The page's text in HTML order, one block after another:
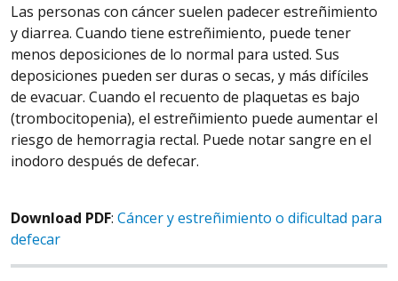
Las personas con cáncer suelen padecer estreñimiento
y diarrea. Cuando tiene estreñimiento, puede tener
menos deposiciones de lo normal para usted. Sus
deposiciones pueden ser duras o secas, y más difíciles
de evacuar. Cuando el recuento de plaquetas es bajo
(trombocitopenia), el estreñimiento puede aumentar el
riesgo de hemorragia rectal. Puede notar sangre en el
inodoro después de defecar.
Download PDF: Cáncer y estreñimiento o dificultad para
defecar